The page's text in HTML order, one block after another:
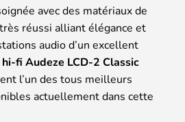
avec des matériaux de
réussi alliant élégance et
audio d’un excellent
fi Audeze LCD-2 Classic
l’un des tous meilleurs
actuellement dans cette